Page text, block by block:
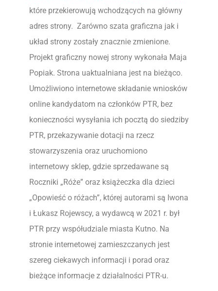
które przekierowują wchodzących na główny
adres strony. Zarówno szata graficzna jak i
układ strony zostały znacznie zmienione.
Projekt graficzny nowej strony wykonała Maja
Popiak. Strona uaktualniana jest na bieżąco.
Umożliwiono internetowe składanie wniosków
online kandydatom na członków PTR, bez
konieczności wysyłania ich pocztą do siedziby
PTR, przekazywanie dotacji na rzecz
stowarzyszenia oraz uruchomiono
internetowy sklep, gdzie sprzedawane są
Roczniki „Róże” oraz książeczka dla dzieci
„Opowieść o różach”, której autorami są Iwona
i Łukasz Rojewscy, a wydawcą w 2021 r. był
PTR przy współudziale miasta Kutno. Na
stronie internetowej zamieszczanych jest
szereg ciekawych informacji i porad oraz
bieżące informacje z działalności PTR-u.